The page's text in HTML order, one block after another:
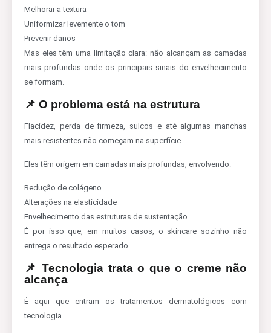
Melhorar a textura
Uniformizar levemente o tom
Prevenir danos
Mas eles têm uma limitação clara: não alcançam as camadas
mais profundas onde os principais sinais do envelhecimento
se formam.
📌 O problema está na estrutura
Flacidez, perda de firmeza, sulcos e até algumas manchas
mais resistentes não começam na superfície.
Eles têm origem em camadas mais profundas, envolvendo:
Redução de colágeno
Alterações na elasticidade
Envelhecimento das estruturas de sustentação
É por isso que, em muitos casos, o skincare sozinho não
entrega o resultado esperado.
📌 Tecnologia trata o que o creme não
alcança
É aqui que entram os tratamentos dermatológicos com
tecnologia.